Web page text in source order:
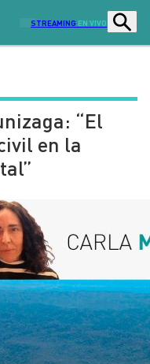
STREAMING EN VIVO
Programas
Actualidad
Deportes
Señal 2
“El
en la